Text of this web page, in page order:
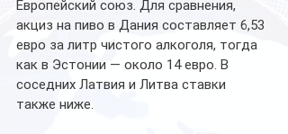
Европейский союз. Для сравнения,
акциз на пиво в Дания составляет 6,53
евро за литр чистого алкоголя, тогда
как в Эстонии — около 14 евро. В
соседних Латвия и Литва ставки
также ниже.